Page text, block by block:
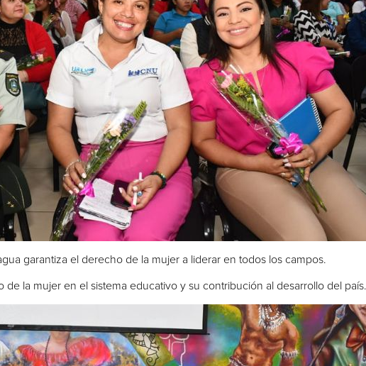
garantiza el derecho de la mujer a liderar en todos los campos.
de la mujer en el sistema educativo y su contribución al desarrollo del país.